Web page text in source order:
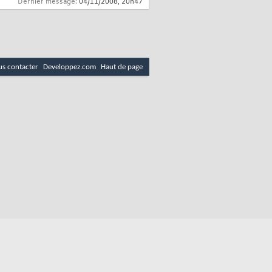
Dernier message: 04/11/2008, 20h47
contacter Developpez.com Haut de page